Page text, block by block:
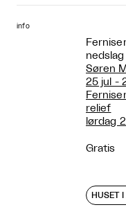
info
nedslag
Søren
25 jul -
relief
lørdag
Gratis
HUSET